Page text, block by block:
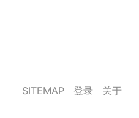
SITEMAP 登录 关于